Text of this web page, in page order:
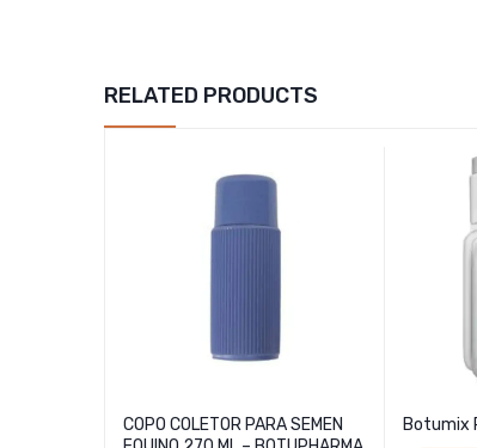
RELATED PRODUCTS
COPO COLETOR PARA SEMEN
Botumix